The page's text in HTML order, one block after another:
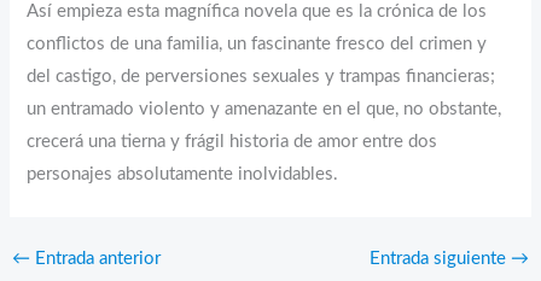
Así empieza esta magnífica novela que es la crónica de los
conflictos de una familia, un fascinante fresco del crimen y
del castigo, de perversiones sexuales y trampas financieras;
un entramado violento y amenazante en el que, no obstante,
crecerá una tierna y frágil historia de amor entre dos
personajes absolutamente inolvidables.
← Entrada anterior Entrada siguiente →